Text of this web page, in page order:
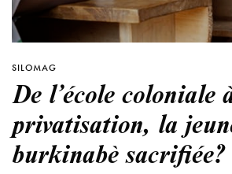
SILOMAG
De l’école coloniale
privatisation, la
burkinabè sacrifiée?